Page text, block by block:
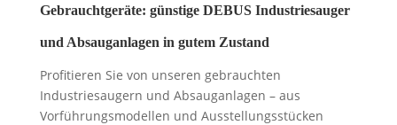
Gebrauchtgeräte: günstige DEBUS Industriesauger
und Absauganlagen in gutem Zustand
Profitieren Sie von unseren gebrauchten
Industriesaugern und Absauganlagen – aus
Vorführungsmodellen und Ausstellungsstücken